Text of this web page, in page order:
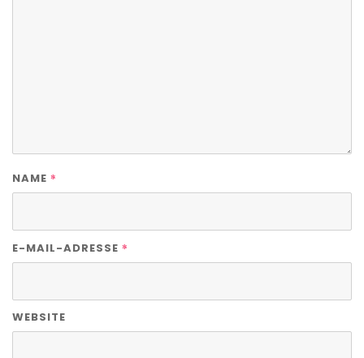
NAME *
E-MAIL-ADRESSE *
WEBSITE